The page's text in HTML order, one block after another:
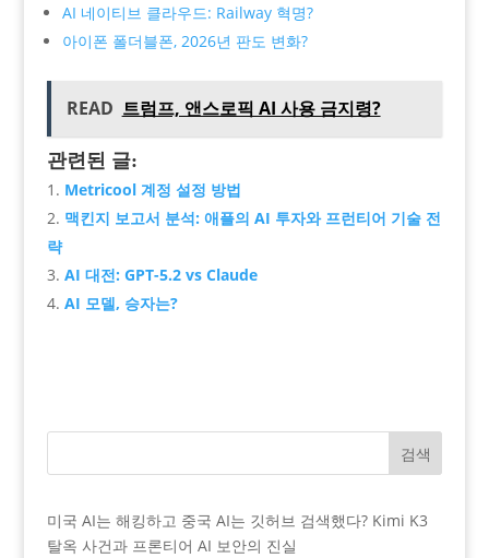
AI 네이티브 클라우드: Railway 혁명?
아이폰 폴더블폰, 2026년 판도 변화?
READ 트럼프, 앤스로픽 AI 사용 금지령?
관련된 글:
Metricool 계정 설정 방법
맥킨지 보고서 분석: 애플의 AI 투자와 프런티어 기술 전
략
AI 대전: GPT-5.2 vs Claude
AI 모델, 승자는?
검색
미국 AI는 해킹하고 중국 AI는 깃허브 검색했다? Kimi K3
탈옥 사건과 프론티어 AI 보안의 진실